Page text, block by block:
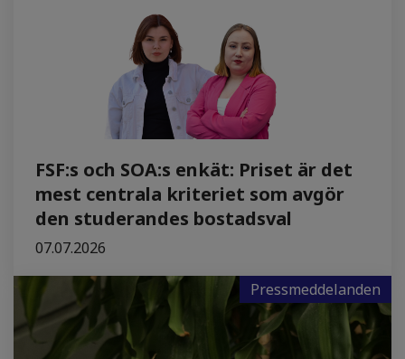
FSF:s och SOA:s enkät: Priset är det
mest centrala kriteriet som avgör
den studerandes bostadsval
07.07.2026
Pressmeddelanden